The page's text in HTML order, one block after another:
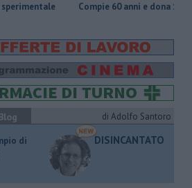
Compie 60 anni e dona 1500 euro alla
di Adolfo Santoro
di
DISINCANTATO